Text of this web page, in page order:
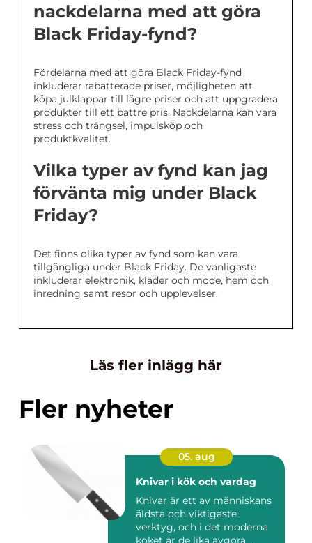
nackdelarna med att göra
Black Friday-fynd?
Fördelarna med att göra Black Friday-fynd
inkluderar rabatterade priser, möjligheten att
köpa julklappar till lägre priser och att uppgradera
produkter till ett bättre pris. Nackdelarna kan vara
stress och trängsel, impulsköp och
produktkvalitet.
Vilka typer av fynd kan jag
förvänta mig under Black
Friday?
Det finns olika typer av fynd som kan vara
tillgängliga under Black Friday. De vanligaste
inkluderar elektronik, kläder och mode, hem och
inredning samt resor och upplevelser.
Läs fler inlägg här
Fler nyheter
05. aug
Knivar i kök och vardag
Knivar är ett av människans
äldsta och viktigaste
verktyg, och i det moderna
köket är de lika avgöra...